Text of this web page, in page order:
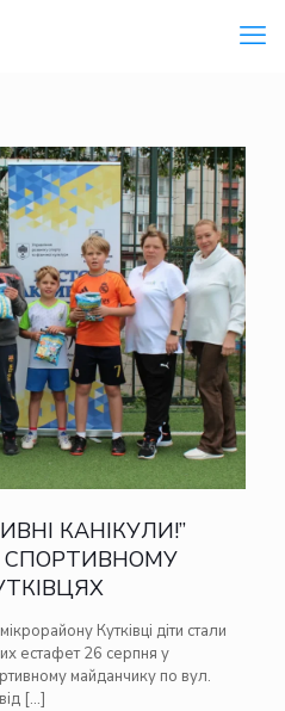
КАНІКУЛИ!”
СПОРТИВНОМУ
Кутківці діти стали
естафет 26 серпня у
майданчику по вул.
[…]